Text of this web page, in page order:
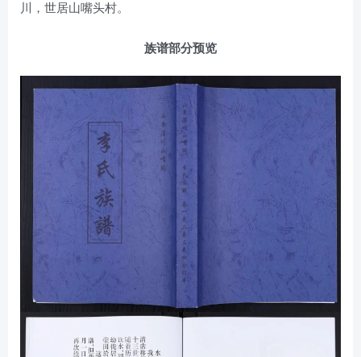
川，世居山嘴头村。
族谱部分预览